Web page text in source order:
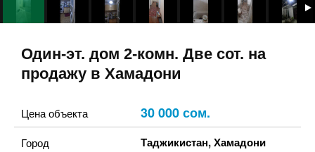
Один-эт. дом 2-комн. Две сот. на
продажу в Хамадони
Цена объекта 30 000 сом.
Город Таджикистан,Хамадони